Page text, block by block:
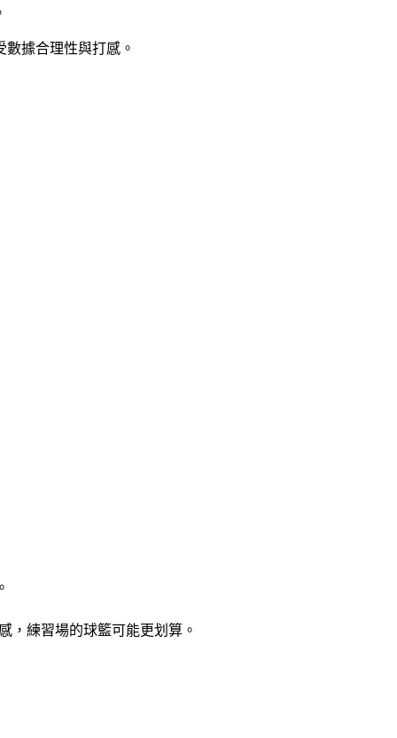
據合理性與打感。
，練習場的球籃可能更划算。